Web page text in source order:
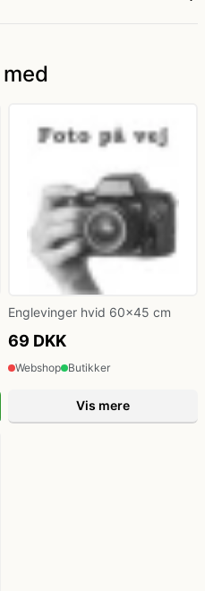
Englevinger hvid 60x45 cm
69 DKK
Webshop Butikker
Vis mere